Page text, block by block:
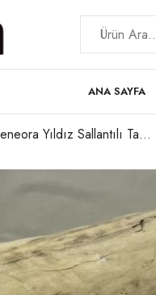
ANA SAYFA
Xeneora Yıldız Sallantılı Taşlı Küpe